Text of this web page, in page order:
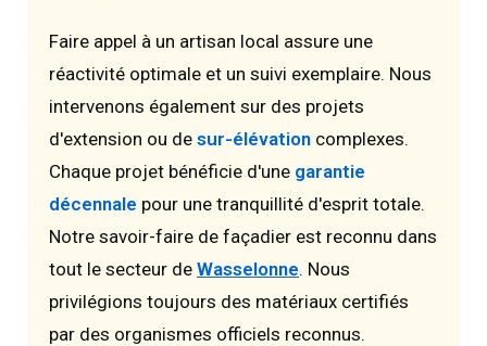
Faire appel à un artisan local assure une
réactivité optimale et un suivi exemplaire. Nous
intervenons également sur des projets
d'extension ou de sur-élévation complexes.
Chaque projet bénéficie d'une garantie
décennale pour une tranquillité d'esprit totale.
Notre savoir-faire de façadier est reconnu dans
tout le secteur de Wasselonne. Nous
privilégions toujours des matériaux certifiés
par des organismes officiels reconnus.